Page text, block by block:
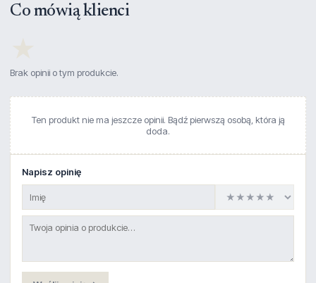
Co mówią klienci
Brak opinii o tym produkcie.
Ten produkt nie ma jeszcze opinii. Bądź pierwszą osobą, która ją
doda.
Napisz opinię